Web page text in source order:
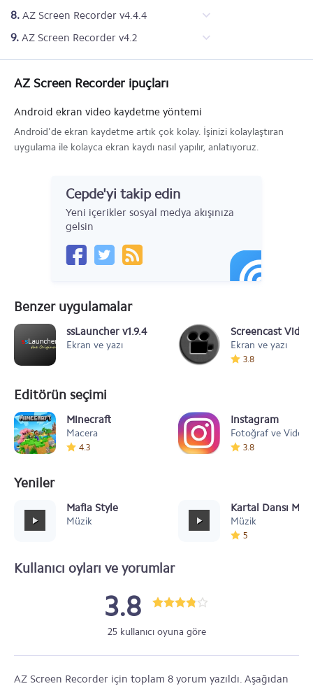
8. AZ Screen Recorder v4.4.4
9. AZ Screen Recorder v4.2
AZ Screen Recorder ipuçları
Android ekran video kaydetme yöntemi
Android'de ekran kaydetme artık çok kolay. İşinizi kolaylaştıran
uygulama ile kolayca ekran kaydı nasıl yapılır, anlatıyoruz.
Cepde'yi takip edin
Yeni içerikler sosyal medya akışınıza
gelsin
Benzer uygulamalar
ssLauncher v1.9.4
Ekran ve yazı
Screencast
Ekran ve yazı
3.8
Editörün seçimi
Minecraft
Macera
4.3
Instagram
Fotoğraf ve Video
3.8
Yeniler
Mafia Style
Müzik
Kartal Dansı
Müzik
5
Kullanıcı oyları ve yorumlar
3.8
25 kullanıcı oyuna göre
AZ Screen Recorder için toplam 8 yorum yazıldı. Aşağıdan